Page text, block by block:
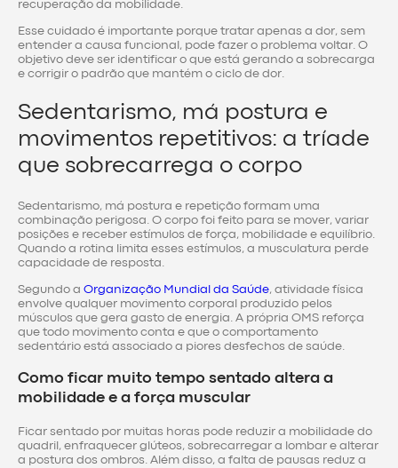
recuperação da mobilidade.
Esse cuidado é importante porque tratar apenas a dor, sem
entender a causa funcional, pode fazer o problema voltar. O
objetivo deve ser identificar o que está gerando a sobrecarga
e corrigir o padrão que mantém o ciclo de dor.
Sedentarismo, má postura e
movimentos repetitivos: a tríade
que sobrecarrega o corpo
Sedentarismo, má postura e repetição formam uma
combinação perigosa. O corpo foi feito para se mover, variar
posições e receber estímulos de força, mobilidade e equilíbrio.
Quando a rotina limita esses estímulos, a musculatura perde
capacidade de resposta.
Segundo a Organização Mundial da Saúde, atividade física
envolve qualquer movimento corporal produzido pelos
músculos que gera gasto de energia. A própria OMS reforça
que todo movimento conta e que o comportamento
sedentário está associado a piores desfechos de saúde.
Como ficar muito tempo sentado altera a
mobilidade e a força muscular
Ficar sentado por muitas horas pode reduzir a mobilidade do
quadril, enfraquecer glúteos, sobrecarregar a lombar e alterar
a postura dos ombros. Além disso, a falta de pausas reduz a